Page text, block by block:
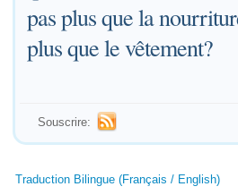
pas plus que la
plus que le vêtement?
Souscrire:
Traduction Bilingue (Français / English)